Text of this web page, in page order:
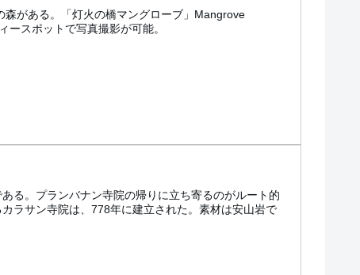
がある。「灯火の橋マングローブ」Mangrove
スポットで写真撮影が可能。
る。プランバナン寺院の帰りに立ち寄るのがルート的
ラサン寺院は、778年に建立された。素材は安山岩で